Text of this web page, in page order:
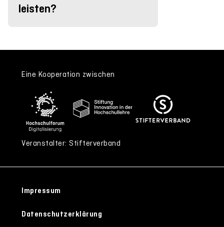
leisten?
Eine Kooperation zwischen
Veranstalter: Stifterverband
Impressum
Datenschutzerklärung